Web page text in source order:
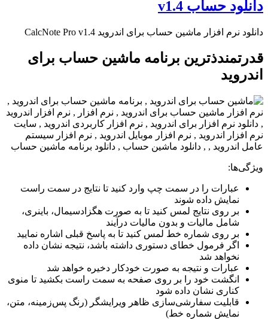
دانلود حساب v1.4
دانلود نرم افزار ماشین حساب برای اندروید CalcNote Pro v1.4
قدرتمندذترین برنامه ماشین حساب برای
اندروید
ویژگی‌ها:
عبارات را در سمت چپ وارد کنید تا نتایج در سمت راست
نمایش داده شوند
بر روی نتایج لمس کنید تا به صورت هگزادسیمال، باینری،
شامل مالیات و بدون مالیات درآیند
بر روی شماره خط لمس کنید تا به پاسخ قبلی اشاره نمایید
اگر فرمول خطای دستوری داشته باشد، نتیجه نشان داده
نخواهد شد
عبارات و نتیجه به صورت خودکار دخیره خواهد شد
انگشت خود را بر روی صفحه به سمت راست بکشید تا منوی
کناری نشان داده شود
قابلیت سفارشی‌سازی ظاهر ویرایشگر (رنگ پس‌زمینه، متن،
نمایش شماره خط)